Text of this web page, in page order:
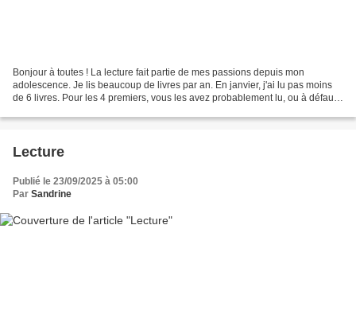
Bonjour à toutes ! La lecture fait partie de mes passions depuis mon
adolescence. Je lis beaucoup de livres par an. En janvier, j'ai lu pas moins
de 6 livres. Pour les 4 premiers, vous les avez probablement lu, ou à défaut,
Lecture
Publié le 23/09/2025 à 05:00
Par Sandrine